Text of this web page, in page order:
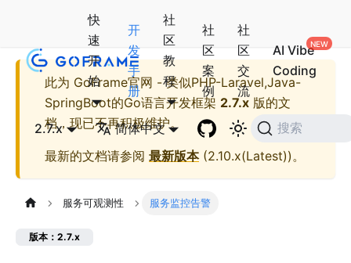
快
速
开
始
开
发
手
册
社
区
教
程
社
区
案
例
社
区
交
流
AI Vibe
Coding
2.7.x 简体中文 搜索
此为 GoFrame官网 - 类似PHP-Laravel,Java-
SpringBoot的Go语言开发框架 2.7.x 版的文
档，现已不再积极维护。
最新的文档请参阅 最新版本(2.10.x(Latest))。
服务可观测性 服务监控告警
版本：2.7.x